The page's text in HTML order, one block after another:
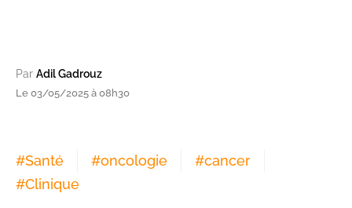
Par Adil Gadrouz
Le 03/05/2025 à 08h30
#Santé #oncologie #cancer
#Clinique